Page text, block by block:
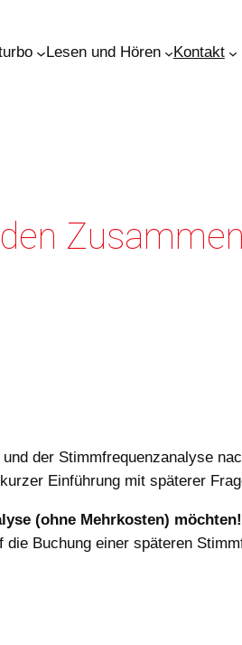
Lesen und Hören Kontakt
der Stimmfrequenzanalyse
Einführung mit späterer
(ohne Mehrkosten) möchten!
Buchung einer späteren